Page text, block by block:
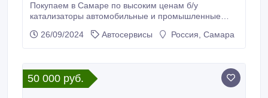
Покупаем в Самаре по высоким ценам б/у
катализаторы автомобильные и промышленные
катализаторов всех видов и типов. Скупаем
лишь то, что внутри катализатора, сама начинка,
26/09/2024 Автосервисы Россия, Самара
50 000 руб.